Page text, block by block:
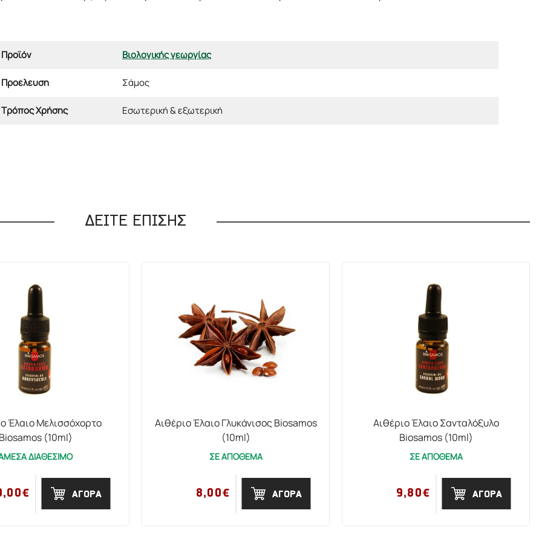
Προϊόν Βιολογικής γεωργίας
Προέλευση Σάμος
Τρόπος Χρήσης Εσωτερική & εξωτερική
ΔΕΙΤΕ ΕΠΙΣΗΣ
Έλαιο Μελισσόχορτο
Biosamos (10ml)
ΔΙΑΘΕΣΙΜΟ
ΑΓΟΡΑ
Αιθέριο Έλαιο Γλυκάνισος Biosamos
(10ml)
ΣΕ ΑΠΟΘΕΜΑ
8,00€ ΑΓΟΡΑ
Αιθέριο Έλαιο Σανταλόξυλο
Biosamos (10ml)
ΣΕ ΑΠΟΘΕΜΑ
9,80€ ΑΓΟΡΑ